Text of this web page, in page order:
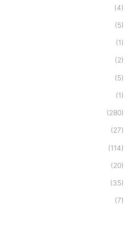
(4)
(5)
(1)
(2)
(5)
(1)
(280)
(27)
(114)
(20)
(35)
(7)